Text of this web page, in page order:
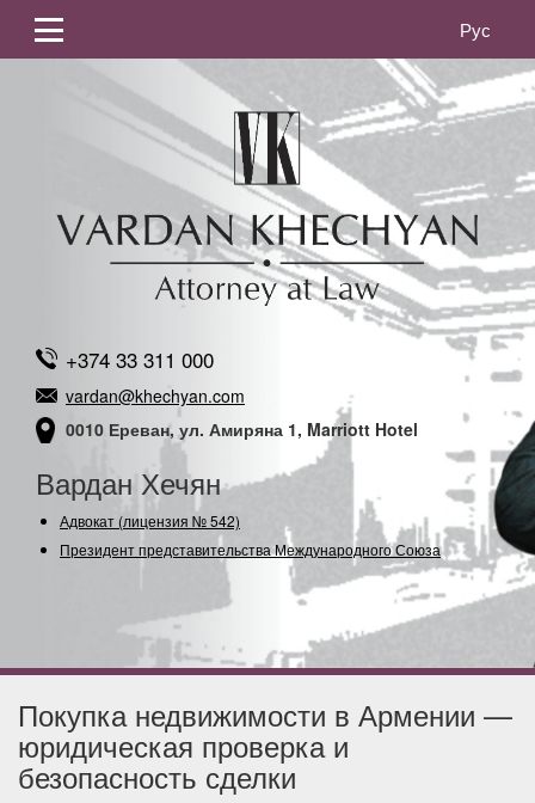
Рус
+374 33 311 000
vardan@khechyan.com
0010 Ереван, ул. Амиряна 1, Marriott Hotel
Вардан Хечян
Адвокат (лицензия № 542)
Президент представительства Международного Союза (Содру
Покупка недвижимости в Армении —
юридическая проверка и
безопасность сделки